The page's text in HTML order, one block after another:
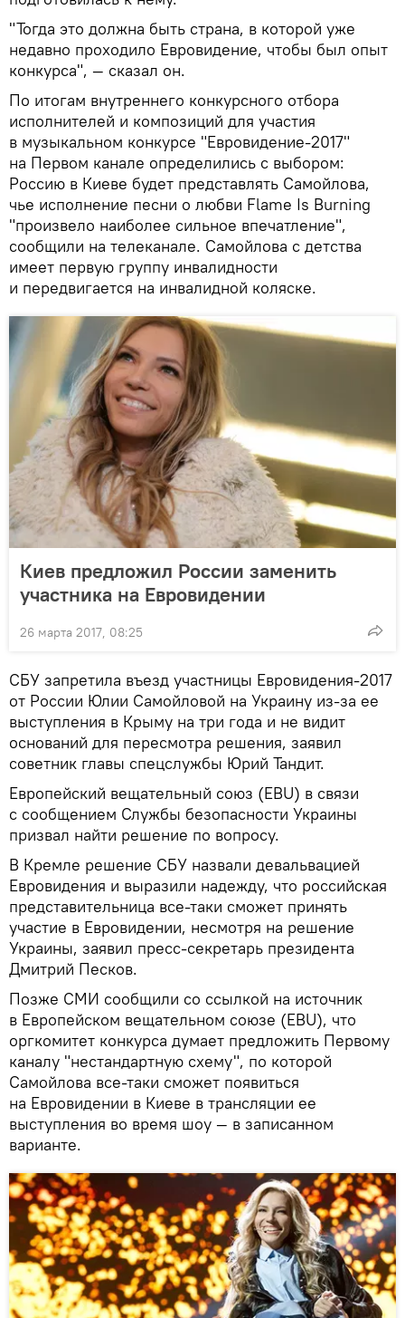
"Тогда это должна быть страна, в которой уже
недавно проходило Евровидение, чтобы был опыт
конкурса", — сказал он.
По итогам внутреннего конкурсного отбора
исполнителей и композиций для участия
в музыкальном конкурсе "Евровидение-2017"
на Первом канале определились с выбором:
Россию в Киеве будет представлять Самойлова,
чье исполнение песни о любви Flame Is Burning
"произвело наиболее сильное впечатление",
сообщили на телеканале. Самойлова с детства
имеет первую группу инвалидности
и передвигается на инвалидной коляске.
Киев предложил России заменить
участника на Евровидении
26 марта 2017, 08:25
СБУ запретила въезд участницы Евровидения-2017
от России Юлии Самойловой на Украину из-за ее
выступления в Крыму на три года и не видит
оснований для пересмотра решения, заявил
советник главы спецслужбы Юрий Тандит.
Европейский вещательный союз (EBU) в связи
с сообщением Службы безопасности Украины
призвал найти решение по вопросу.
В Кремле решение СБУ назвали девальвацией
Евровидения и выразили надежду, что российская
представительница все-таки сможет принять
участие в Евровидении, несмотря на решение
Украины, заявил пресс-секретарь президента
Дмитрий Песков.
Позже СМИ сообщили со ссылкой на источник
в Европейском вещательном союзе (EBU), что
оргкомитет конкурса думает предложить Первому
каналу "нестандартную схему", по которой
Самойлова все-таки сможет появиться
на Евровидении в Киеве в трансляции ее
выступления во время шоу — в записанном
варианте.